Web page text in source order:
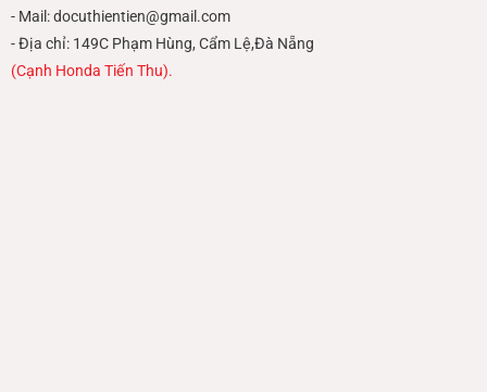
- Mail: docuthientien@gmail.com
- Địa chỉ: 149C Phạm Hùng, Cẩm Lệ,Đà Nẵng
(Cạnh Honda Tiến Thu).